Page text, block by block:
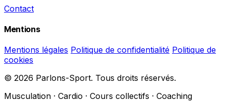
Contact
Mentions
Mentions légales Politique de confidentialité Politique de
cookies
© 2026 Parlons-Sport. Tous droits réservés.
Musculation · Cardio · Cours collectifs · Coaching